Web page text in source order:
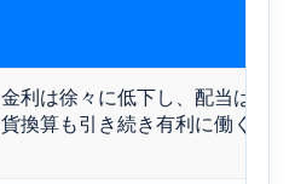
金利は徐々に低下し、配当は依
貨換算も引き続き有利に働く。